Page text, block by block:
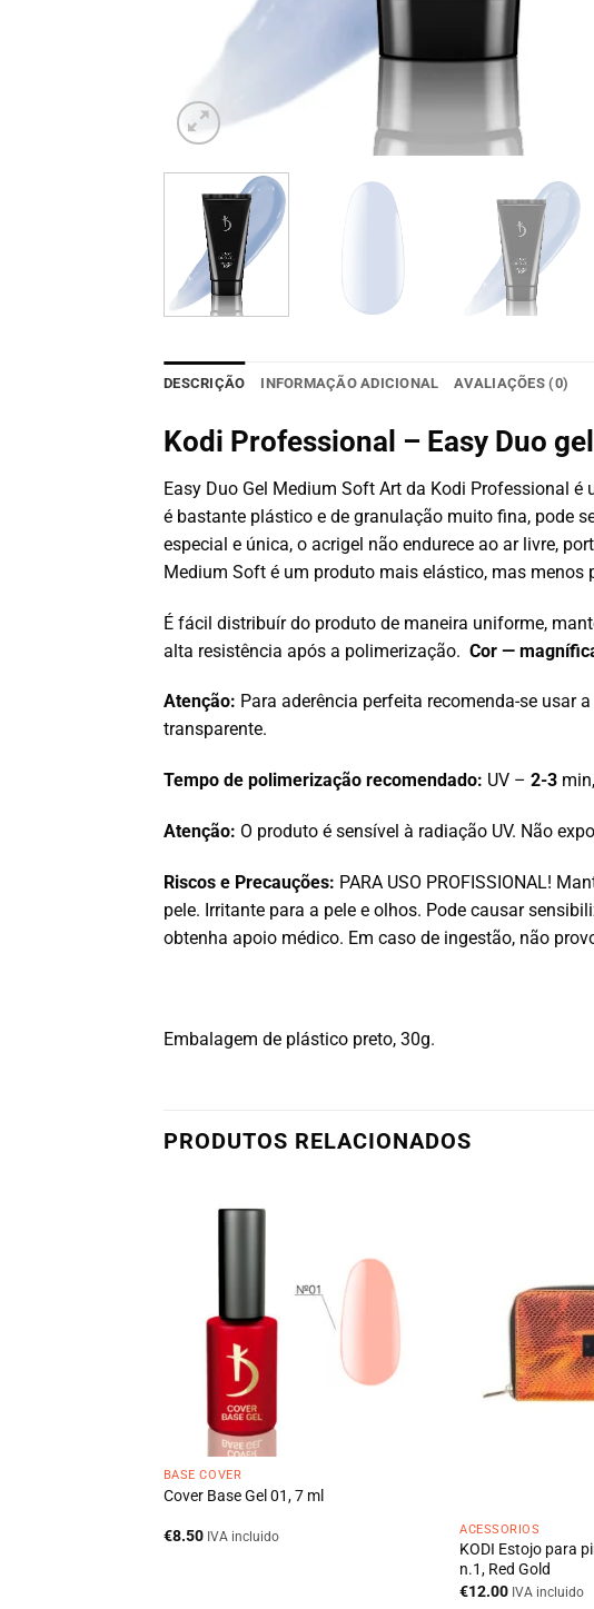
DESCRIÇÃO INFORMAÇÃO ADICIONAL AVALIAÇÕES (0)
Kodi Professional – Easy Duo
Easy Duo Gel Medium Soft Art da Kodi Professional
é bastante plástico e de granulação muito fina, pode
especial e única, o acrigel não endurece ao ar livre,
Medium Soft é um produto mais elástico, mas menos
É fácil distribuír do produto de maneira uniforme,
alta resistência após a polimerização. Cor —
Atenção: Para aderência perfeita recomenda-se usar a
transparente.
Tempo de polimerização recomendado: UV – 2-3
Atenção: O produto é sensível à radiação UV. Não
Riscos e Precauções: PARA USO PROFISSIONAL!
pele. Irritante para a pele e olhos. Pode causar
obtenha apoio médico. Em caso de ingestão, não
Embalagem de plástico preto, 30g.
PRODUTOS RELACIONADOS
BASE COVER
Cover Base Gel 01, 7 ml
€8.50 IVA incluido ACESSÓRIOS
KODI Estojo para
n.1, Red Gold
€12.00 IVA incluido